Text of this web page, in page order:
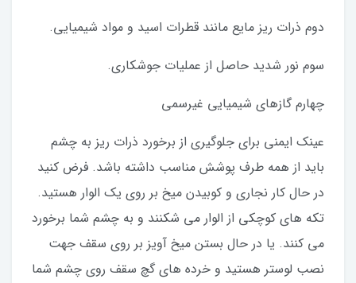
دوم ذرات ریز مایع مانند قطرات اسید و مواد شیمیایی.
سوم نور شدید حاصل از عملیات جوشکاری.
چهارم گازهای شیمیایی غیرسمی
عینک ایمنی برای جلوگیری از برخورد ذرات ریز به چشم
باید از همه طرف پوشش مناسب داشته باشد. فرض کنید
در حال کار نجاری و کوبیدن میخ بر روی یک الوار هستید.
تکه های کوچکی از الوار می شکنند و به چشم شما برخورد
می کنند. یا در حال بستن میخ آویز بر روی سقف جهت
نصب لوستر هستید و خرده های گچ سقف روی چشم شما